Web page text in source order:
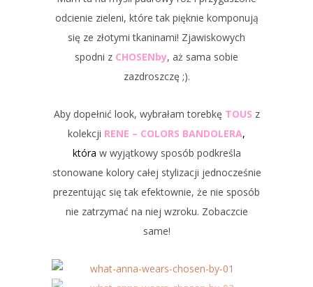
odcienie zieleni, które tak pięknie komponują
się ze złotymi tkaninami! Zjawiskowych
spodni z CHOSENby, aż sama sobie
zazdroszczę ;).
Aby dopełnić look, wybrałam torebkę TOUS z
kolekcji RENE – COLORS BANDOLERA,
która w wyjątkowy sposób podkreśla
stonowane kolory całej stylizacji jednocześnie
prezentując się tak efektownie, że nie sposób
nie zatrzymać na niej wzroku. Zobaczcie
same!